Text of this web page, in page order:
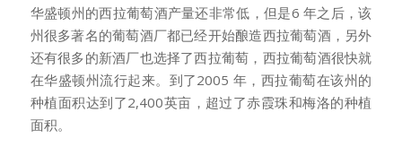
华盛顿州的西拉葡萄酒产量还非常低，但是6 年之后，该
州很多著名的葡萄酒厂都已经开始酿造西拉葡萄酒，另外
还有很多的新酒厂也选择了西拉葡萄，西拉葡萄酒很快就
在华盛顿州流行起来。到了2005 年，西拉葡萄在该州的
种植面积达到了2,400英亩，超过了赤霞珠和梅洛的种植
面积。